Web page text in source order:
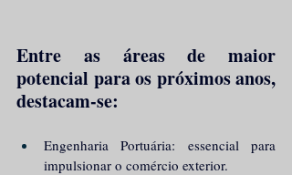
Entre as áreas de maior
potencial para os próximos anos,
destacam-se:
Engenharia Portuária: essencial para
impulsionar o comércio exterior.